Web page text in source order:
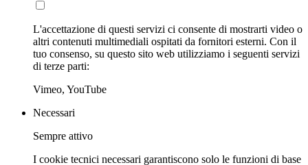
L'accettazione di questi servizi ci consente di mostrarti video o
altri contenuti multimediali ospitati da fornitori esterni. Con il
tuo consenso, su questo sito web utilizziamo i seguenti servizi
di terze parti:
Vimeo, YouTube
Necessari
Sempre attivo
I cookie tecnici necessari garantiscono solo le funzioni di base